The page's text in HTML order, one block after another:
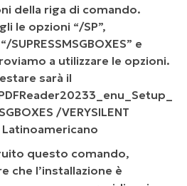
della riga di comando.
le opzioni “/SP”,
SUPRESSMSGBOXES” e
a utilizzare le opzioni.
sarà il
/VERYSILENT
Latinoamericano
questo comando,
che l’installazione è